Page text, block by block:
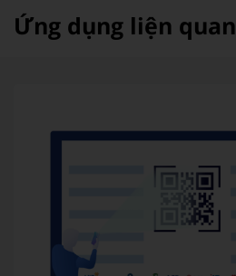
Ứng dụng liện quan